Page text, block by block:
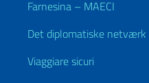
Farnesina – MAECI
Det diplomatiske netværk
Viaggiare sicuri